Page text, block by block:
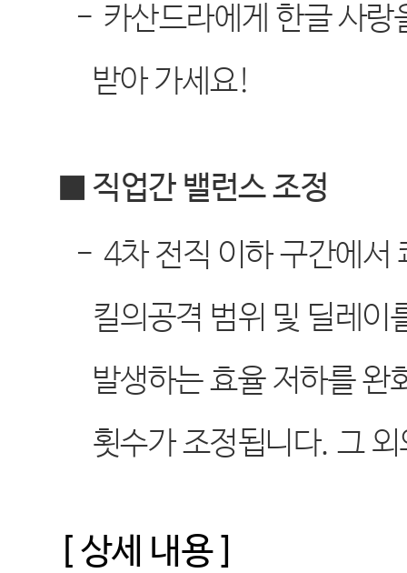
- 카산드라에게 한글 사랑
받아 가세요!
■ 직업간 밸런스 조정
- 4차 전직 이하 구간에서
킬의공격 범위 및 딜레이
발생하는 효율 저하를 완
횟수가 조정됩니다. 그
상세 내용]